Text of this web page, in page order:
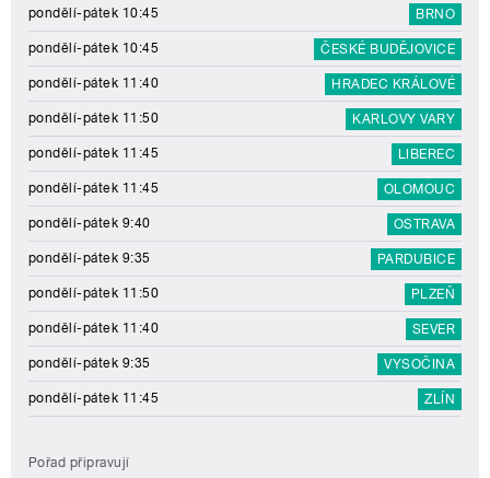
pondělí-pátek 10:45 BRNO
pondělí-pátek 10:45 ČESKÉ BUDĚJOVICE
pondělí-pátek 11:40 HRADEC KRÁLOVÉ
pondělí-pátek 11:50 KARLOVY VARY
pondělí-pátek 11:45 LIBEREC
pondělí-pátek 11:45 OLOMOUC
pondělí-pátek 9:40 OSTRAVA
pondělí-pátek 9:35 PARDUBICE
pondělí-pátek 11:50 PLZEŇ
pondělí-pátek 11:40 SEVER
pondělí-pátek 9:35 VYSOČINA
pondělí-pátek 11:45 ZLÍN
Pořad připravují